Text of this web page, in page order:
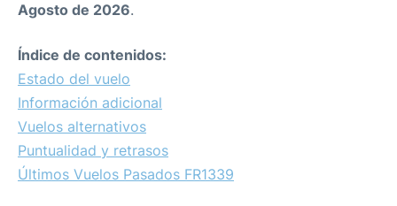
Agosto de 2026.
Índice de contenidos:
Estado del vuelo
Información adicional
Vuelos alternativos
Puntualidad y retrasos
Últimos Vuelos Pasados FR1339